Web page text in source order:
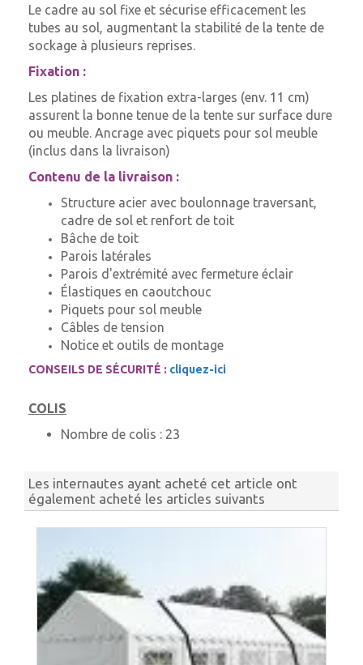
Le cadre au sol fixe et sécurise efficacement les
tubes au sol, augmentant la stabilité de la tente de
sockage à plusieurs reprises.
Fixation :
Les platines de fixation extra-larges (env. 11 cm)
assurent la bonne tenue de la tente sur surface dure
ou meuble. Ancrage avec piquets pour sol meuble
(inclus dans la livraison)
Contenu de la livraison :
Structure acier avec boulonnage traversant,
cadre de sol et renfort de toit
Bâche de toit
Parois latérales
Parois d'extrémité avec fermeture éclair
Élastiques en caoutchouc
Piquets pour sol meuble
Câbles de tension
Notice et outils de montage
CONSEILS DE SÉCURITÉ : cliquez-ici
COLIS
Nombre de colis : 23
Les internautes ayant acheté cet article ont
également acheté les articles suivants